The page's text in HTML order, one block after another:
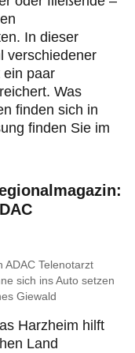
In dieser
verschiedener
ein paar
Was
finden sich in
finden Sie im
ADAC Telenotarzt
sich ins Auto setzen
Giewald
Harzheim hilft
Land